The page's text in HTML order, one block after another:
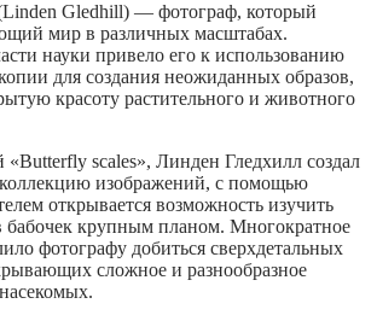
Gledhill) — фотограф, который
мир в различных масштабах.
науки привело его к использованию
для создания неожиданных образов,
красоту растительного и животного
«Butterfly scales», Линден Гледхилл создал
изображений, с помощью
открывается возможность изучить
бабочек крупным планом. Многократное
фотографу добиться сверхдетальных
сложное и разнообразное